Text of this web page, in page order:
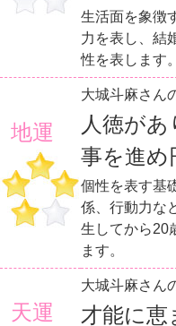
生活面を象徴
力を表し、結
性を表します。
地運
大城斗麻さん
人徳が
事を進め
個性を表す基
係、行動力な
生してから20
ます。
天運
大城斗麻さん
才能に恵